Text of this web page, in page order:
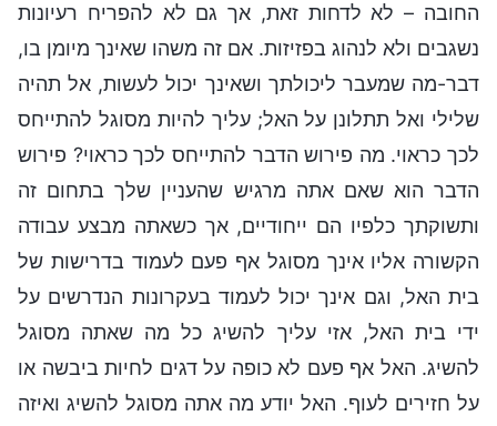
החובה – לא לדחות זאת, אך גם לא להפריח רעיונות
נשגבים ולא לנהוג בפזיזות. אם זה משהו שאינך מיומן בו,
דבר-מה שמעבר ליכולתך ושאינך יכול לעשות, אל תהיה
שלילי ואל תתלונן על האל; עליך להיות מסוגל להתייחס
לכך כראוי. מה פירוש הדבר להתייחס לכך כראוי? פירוש
הדבר הוא שאם אתה מרגיש שהעניין שלך בתחום זה
ותשוקתך כלפיו הם ייחודיים, אך כשאתה מבצע עבודה
הקשורה אליו אינך מסוגל אף פעם לעמוד בדרישות של
בית האל, וגם אינך יכול לעמוד בעקרונות הנדרשים על
ידי בית האל, אזי עליך להשיג כל מה שאתה מסוגל
להשיג. האל אף פעם לא כופה על דגים לחיות ביבשה או
על חזירים לעוף. האל יודע מה אתה מסוגל להשיג ואיזה